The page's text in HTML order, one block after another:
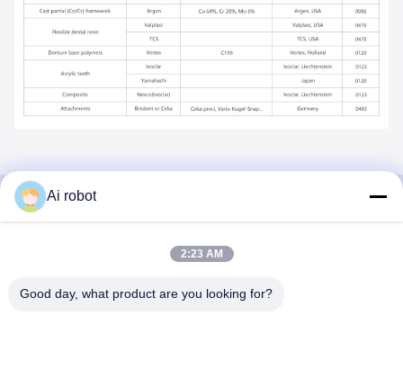
LABORATORY
Ai robot
2:23 AM
Good day, what product are you looking for?